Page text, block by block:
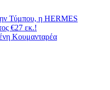
Τύμπου, η HERMES
€27 εκ.!
Κουμανταρέα